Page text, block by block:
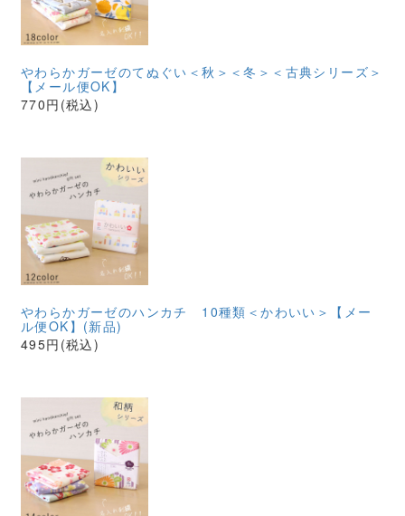
やわらかガーゼのてぬぐい＜秋＞＜冬＞＜古典シリーズ＞
【メール便OK】
770円(税込)
やわらかガーゼのハンカチ 10種類＜かわいい＞【メー
ル便OK】(新品)
495円(税込)